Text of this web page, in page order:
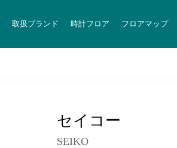
取扱ブランド 時計フロア フロアマップ
セイコー
SEIKO